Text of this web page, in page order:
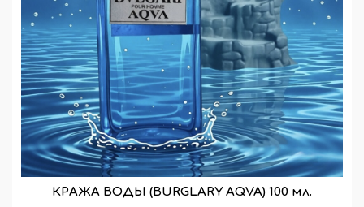
КРАЖА ВОДЫ (BURGLARY AQVA) 100 мл.